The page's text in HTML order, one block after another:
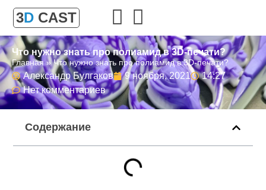
3D CAST
Что нужно знать про полиамид в 3D-печати?
Главная »Что нужно знать про полиамид в 3D-печати?
Александр Булгаков 9 ноября, 2021
14:27
Нет комментариев
Содержание